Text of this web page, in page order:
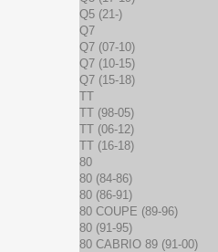
Q5 (21-)
Q7
Q7 (07-10)
Q7 (10-15)
Q7 (15-18)
TT
TT (98-05)
TT (06-12)
TT (16-18)
80
80 (84-86)
80 (86-91)
80 COUPE (89-96)
80 (91-95)
80 CABRIO 89 (91-00)